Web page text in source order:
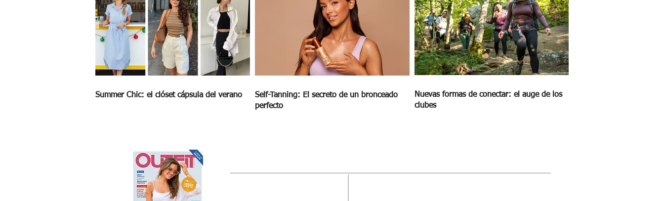
Summer Chic: el clóset cápsula del verano
Self-Tanning: El secreto de un bronceado
perfecto
Nuevas formas de conectar: el auge de los
clubes